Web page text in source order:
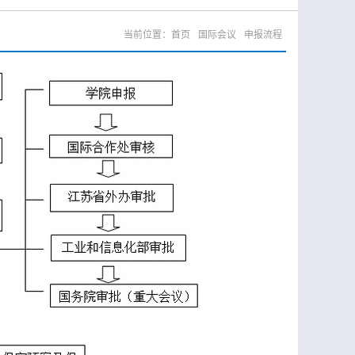
当前位置： 首页 国际会议 申报流程